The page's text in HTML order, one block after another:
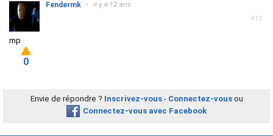
#10
Fendermk • il y a 12 ans
mp
0
Envie de répondre ? Inscrivez-vous- Connectez-vousou
Connectez-vous avec Facebook